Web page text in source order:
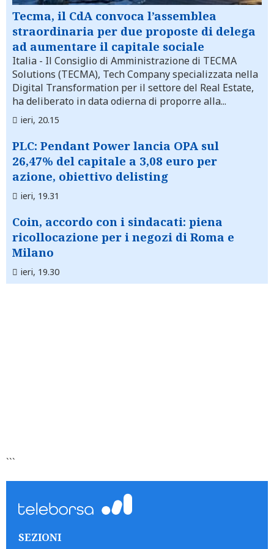
Tecma, il CdA convoca l’assemblea
straordinaria per due proposte di delega
ad aumentare il capitale sociale
Italia - Il Consiglio di Amministrazione di TECMA
Solutions (TECMA), Tech Company specializzata nella
Digital Transformation per il settore del Real Estate,
ha deliberato in data odierna di proporre alla...
ieri, 20.15
PLC: Pendant Power lancia OPA sul
26,47% del capitale a 3,08 euro per
azione, obiettivo delisting
ieri, 19.31
Coin, accordo con i sindacati: piena
ricollocazione per i negozi di Roma e
Milano
ieri, 19.30
```
SEZIONI